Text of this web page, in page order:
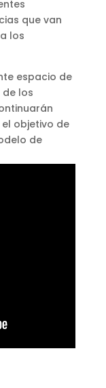
que van
los
espacio de
los
objetivo de
de